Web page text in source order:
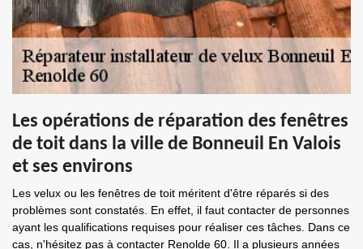
Les opérations de réparation des fenêtres
de toit dans la ville de Bonneuil En Valois
et ses environs
Les velux ou les fenêtres de toit méritent d'être réparés si des
problèmes sont constatés. En effet, il faut contacter de personnes
ayant les qualifications requises pour réaliser ces tâches. Dans ce
cas, n'hésitez pas à contacter Renolde 60. Il a plusieurs années